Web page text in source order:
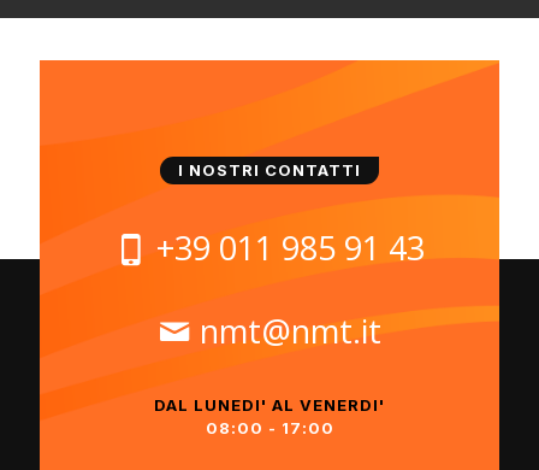
I NOSTRI CONTATTI
+39 011 985 91 43
nmt@nmt.it
DAL LUNEDI' AL VENERDI'
08:00 - 17:00